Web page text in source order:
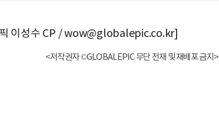
이성수 CP / wow@globalepic.co.kr]
<저작권자 ©GLOBALEPIC 무단 전재 및 재배포 금지>